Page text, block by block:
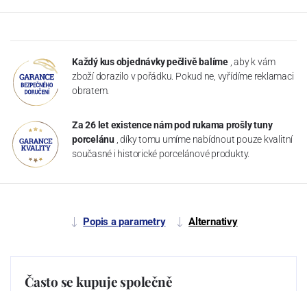
Každý kus objednávky pečlivě balíme , aby k vám
zboží dorazilo v pořádku. Pokud ne, vyřídíme reklamaci
obratem.
Za 26 let existence nám pod rukama prošly tuny
porcelánu , díky tomu umíme nabídnout pouze kvalitní
současné i historické porcelánové produkty.
Popis a parametry Alternativy
Často se kupuje společně